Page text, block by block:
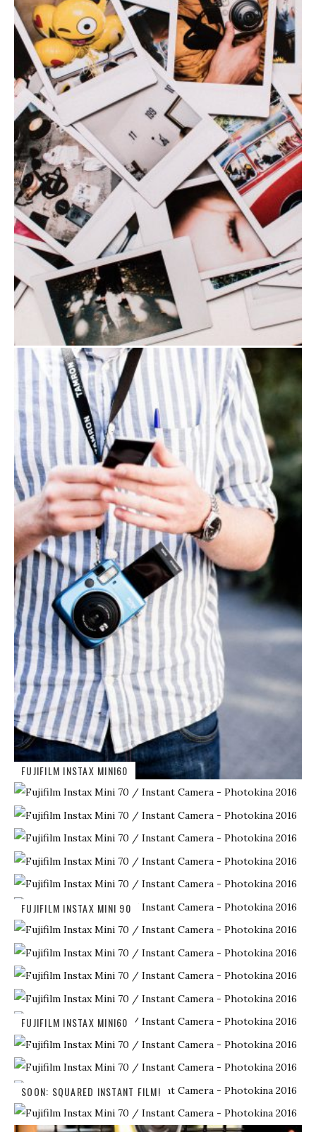
FUJIFILM INSTAX MINI60
FUJIFILM INSTAX MINI 90
FUJIFILM INSTAX MINI60
SOON: SQUARED INSTANT FILM!